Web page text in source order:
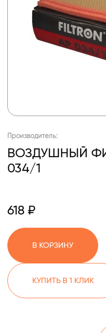
Производитель:
ВОЗДУШНЫЙ
034/1
618 ₽
В КОРЗИНУ
КУПИТЬ В 1 КЛИК